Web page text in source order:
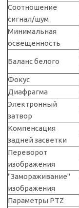
Соотношение
сигнал/шум
Минимальная
освещенность
Баланс белого
Фокус
Диафрагма
Электронный
затвор
Компенсация
задней засветки
Переворот
изображения
"Замораживание"
изображения
Параметры PTZ